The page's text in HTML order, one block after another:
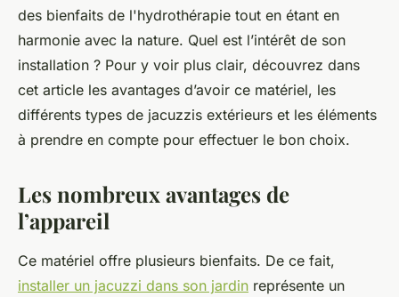
Mya •22 juin 2024 •3 min de lecture
des bienfaits de l'hydrothérapie tout en étant en
harmonie avec la nature. Quel est l’intérêt de son
installation ? Pour y voir plus clair, découvrez dans
cet article les avantages d’avoir ce matériel, les
différents types de jacuzzis extérieurs et les éléments
à prendre en compte pour effectuer le bon choix.
Les nombreux avantages de
l’appareil
Ce matériel offre plusieurs bienfaits. De ce fait,
installer un jacuzzi dans son jardin représente un